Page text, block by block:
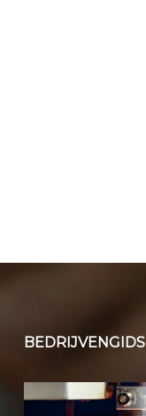
BEDRIJVENGIDS